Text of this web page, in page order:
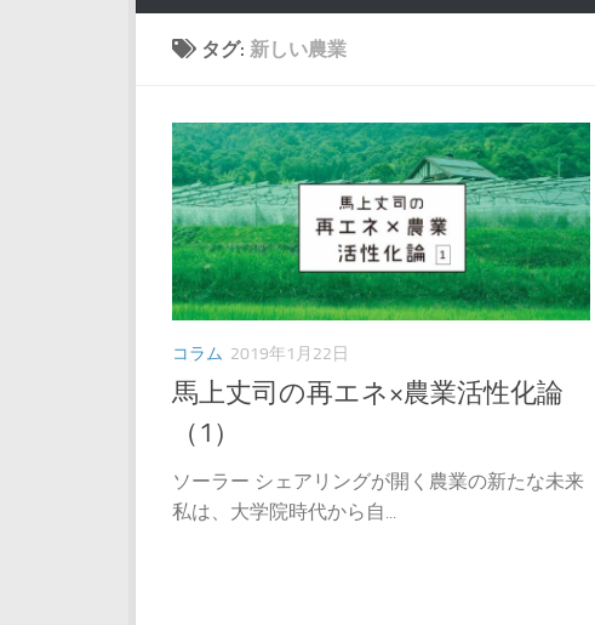
タグ: 新しい農業
コラム 2019年1月22日
馬上丈司の再エネ×農業活性化論
（1）
ソーラー シェアリングが開く農業の新たな未来
私は、大学院時代から自...